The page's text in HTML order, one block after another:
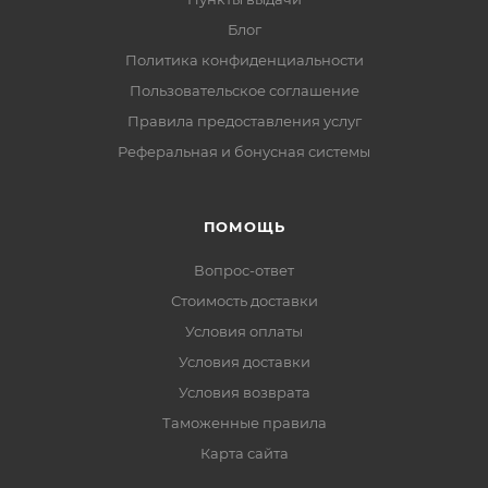
Блог
Политика конфиденциальности
Пользовательское соглашение
Правила предоставления услуг
Реферальная и бонусная системы
ПОМОЩЬ
Вопрос-ответ
Стоимость доставки
Условия оплаты
Условия доставки
Условия возврата
Таможенные правила
Карта сайта